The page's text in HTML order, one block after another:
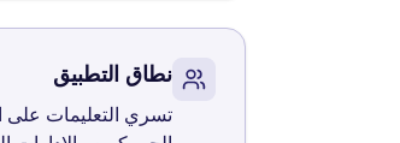
نطاق التطبيق
تسري التعليمات على